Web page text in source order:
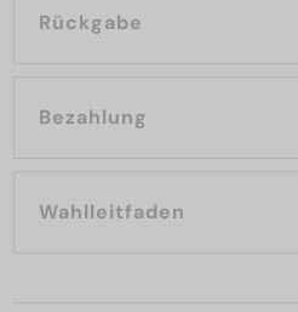
Rückgabe
Bezahlung
Wahlleitfaden